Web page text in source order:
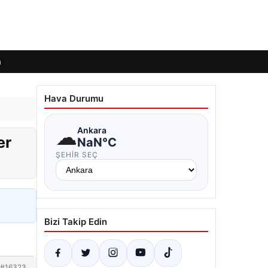
Hava Durumu
☁Ankara
NaN°C
ŞEHIR SEÇ
Bizi Takip Edin